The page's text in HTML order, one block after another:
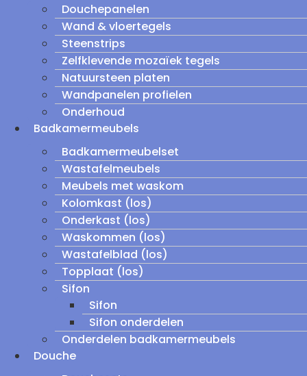
Douchepanelen
Wand & vloertegels
Steenstrips
Zelfklevende mozaïek tegels
Natuursteen platen
Wandpanelen profielen
Onderhoud
Badkamermeubels
Badkamermeubelset
Wastafelmeubels
Meubels met waskom
Kolomkast (los)
Onderkast (los)
Waskommen (los)
Wastafelblad (los)
Topplaat (los)
Sifon
Sifon
Sifon onderdelen
Onderdelen badkamermeubels
Douche